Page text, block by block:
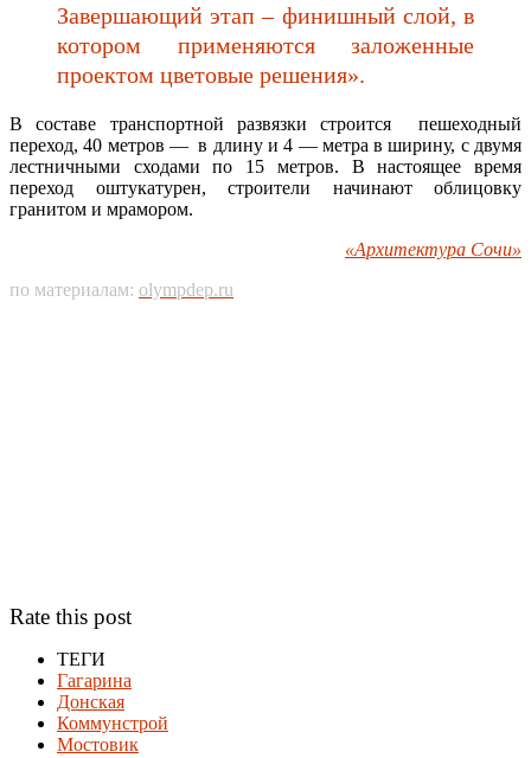
Завершающий этап – финишный слой, в
котором применяются заложенные
проектом цветовые решения».
В составе транспортной развязки строится пешеходный
переход, 40 метров — в длину и 4 — метра в ширину, с двумя
лестничными сходами по 15 метров. В настоящее время
переход оштукатурен, строители начинают облицовку
гранитом и мрамором.
«Архитектура Сочи»
по материалам: olympdep.ru
Rate this post
ТЕГИ
Гагарина
Донская
Коммунстрой
Мостовик